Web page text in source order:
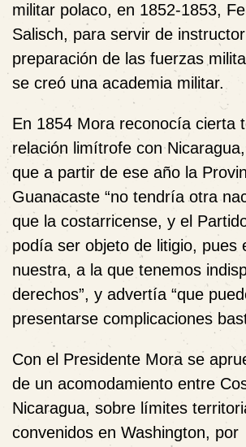
militar polaco, en 1852-1853,
Salisch, para servir de
preparación de las fuerzas
se creó una academia militar.
En 1854 Mora reconocía cierta
relación limítrofe con
que a partir de ese año la
Guanacaste “no tendría otra
que la costarricense, y el
podía ser objeto de litigio, pues
nuestra, a la que tenemos
derechos”, y advertía “que
presentarse complicaciones
Con el Presidente Mora se
de un acomodamiento entre
Nicaragua, sobre límites
convenidos en Washington, por